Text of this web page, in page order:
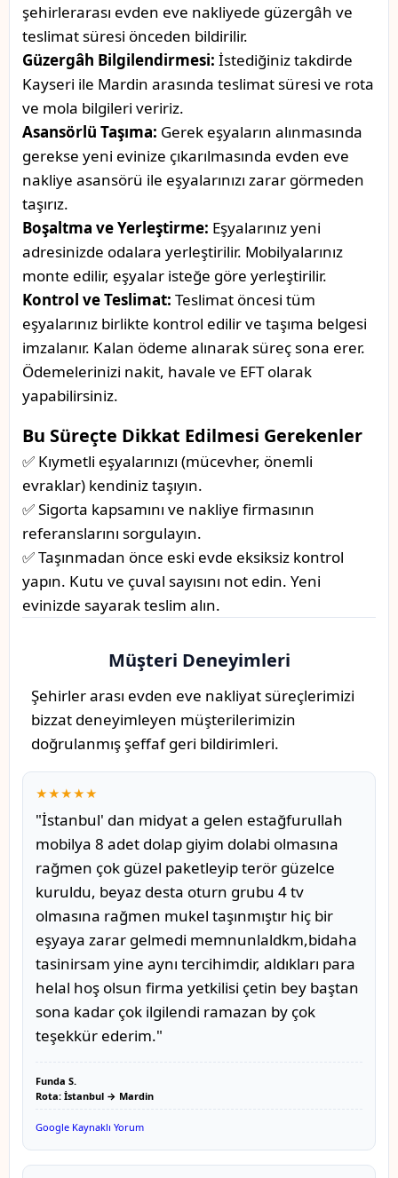
şehirlerarası evden eve nakliyede güzergâh ve
teslimat süresi önceden bildirilir.
Güzergâh Bilgilendirmesi: İstediğiniz takdirde
Kayseri ile Mardin arasında teslimat süresi ve rota
ve mola bilgileri veririz.
Asansörlü Taşıma: Gerek eşyaların alınmasında
gerekse yeni evinize çıkarılmasında evden eve
nakliye asansörü ile eşyalarınızı zarar görmeden
taşırız.
Boşaltma ve Yerleştirme: Eşyalarınız yeni
adresinizde odalara yerleştirilir. Mobilyalarınız
monte edilir, eşyalar isteğe göre yerleştirilir.
Kontrol ve Teslimat: Teslimat öncesi tüm
eşyalarınız birlikte kontrol edilir ve taşıma belgesi
imzalanır. Kalan ödeme alınarak süreç sona erer.
Ödemelerinizi nakit, havale ve EFT olarak
yapabilirsiniz.
Bu Süreçte Dikkat Edilmesi Gerekenler
✅ Kıymetli eşyalarınızı (mücevher, önemli
evraklar) kendiniz taşıyın.
✅ Sigorta kapsamını ve nakliye firmasının
referanslarını sorgulayın.
✅ Taşınmadan önce eski evde eksiksiz kontrol
yapın. Kutu ve çuval sayısını not edin. Yeni
evinizde sayarak teslim alın.
Müşteri Deneyimleri
Şehirler arası evden eve nakliyat süreçlerimizi
bizzat deneyimleyen müşterilerimizin
doğrulanmış şeffaf geri bildirimleri.
★★★★★
"İstanbul' dan midyat a gelen estağfurullah
mobilya 8 adet dolap giyim dolabi olmasına
rağmen çok güzel paketleyip terör güzelce
kuruldu, beyaz desta oturn grubu 4 tv
olmasına rağmen mukel taşınmıştır hiç bir
eşyaya zarar gelmedi memnunlaldkm,bidaha
tasinirsam yine aynı tercihimdir, aldıkları para
helal hoş olsun firma yetkilisi çetin bey baştan
sona kadar çok ilgilendi ramazan by çok
teşekkür ederim."
Funda S.
Rota: İstanbul → Mardin
Google Kaynaklı Yorum